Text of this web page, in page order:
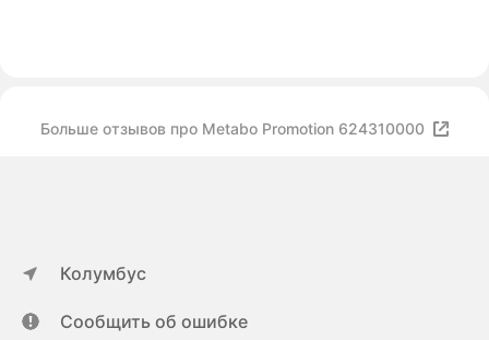
Больше отзывов про Metabo Promotion 624310000
Колумбус
Сообщить об ошибке